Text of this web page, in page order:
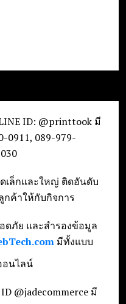
ID: @printtook มี
0911, 089-979-
เล็กและใหญ่ ติดอันดับ
กค้าให้กับกิจการ
ภัย และสำรองข้อมูล
มีทั้งแบบ
อนไลน์
@jadecommerce มี